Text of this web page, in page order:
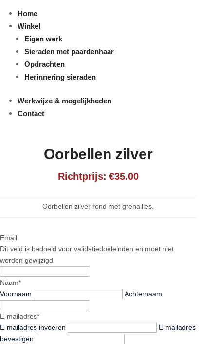
Home
Winkel
Eigen werk
Sieraden met paardenhaar
Opdrachten
Herinnering sieraden
Werkwijze & mogelijkheden
Contact
Oorbellen zilver
€35.00
Oorbellen zilver rond met grenailles.
Email
Dit veld is bedoeld voor validatiedoeleinden en moet niet
worden gewijzigd.
Naam*
Voornaam
Achternaam
E-mailadres*
E-mailadres invoeren
E-mailadres
bevestigen